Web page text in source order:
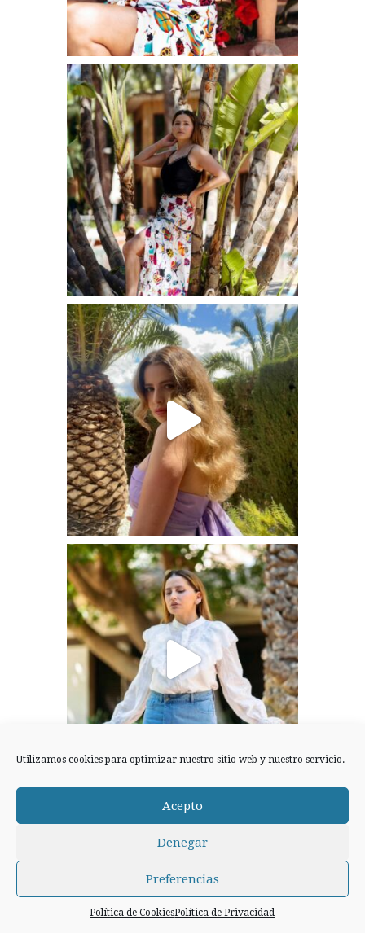
Utilizamos cookies para optimizar nuestro sitio web y nuestro servicio.
Acepto
Denegar
Preferencias
Política de CookiesPolítica de Privacidad
Síguenos en Instagram
ENTRADAS RECIENTES
La magia de DOMINNICO